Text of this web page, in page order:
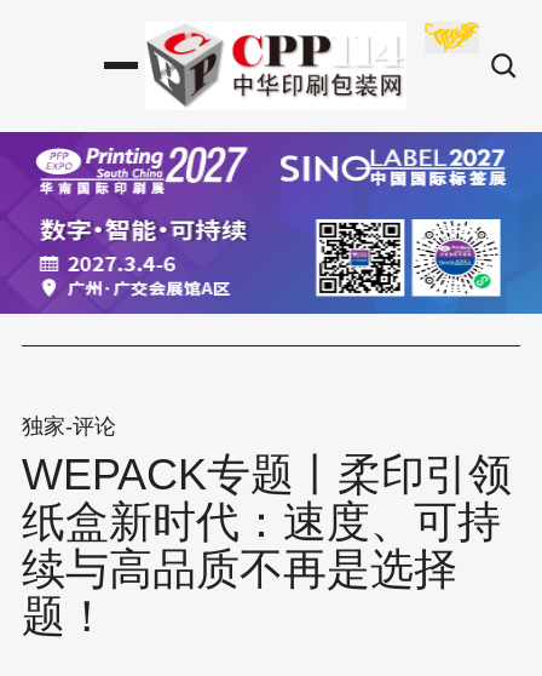
独家-评论
WEPACK专题丨柔印引领
纸盒新时代：速度、可持
续与高品质不再是选择
题！